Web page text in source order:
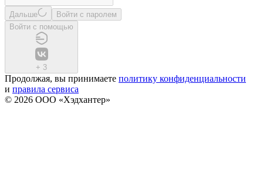
Дальше
Войти с паролем
Войти с помощью
+ 3
Продолжая, вы принимаете политику конфиденциальности
и правила сервиса
© 2026 ООО «Хэдхантер»